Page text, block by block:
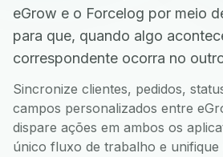
eGrow e o Forcelog por meio
para que, quando algo
correspondente ocorra no
Sincronize clientes, pedidos,
campos personalizados entre
dispare ações em ambos os
único fluxo de trabalho e